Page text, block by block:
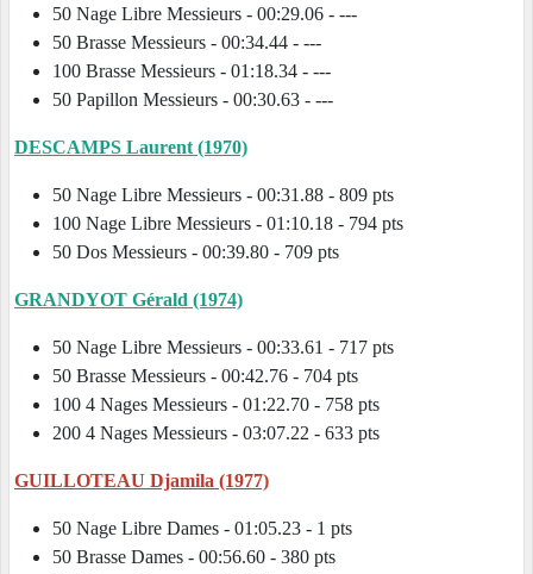
50 Nage Libre Messieurs - 00:29.06 - ---
50 Brasse Messieurs - 00:34.44 - ---
100 Brasse Messieurs - 01:18.34 - ---
50 Papillon Messieurs - 00:30.63 - ---
DESCAMPS Laurent (1970)
50 Nage Libre Messieurs - 00:31.88 - 809 pts
100 Nage Libre Messieurs - 01:10.18 - 794 pts
50 Dos Messieurs - 00:39.80 - 709 pts
GRANDYOT Gérald (1974)
50 Nage Libre Messieurs - 00:33.61 - 717 pts
50 Brasse Messieurs - 00:42.76 - 704 pts
100 4 Nages Messieurs - 01:22.70 - 758 pts
200 4 Nages Messieurs - 03:07.22 - 633 pts
GUILLOTEAU Djamila (1977)
50 Nage Libre Dames - 01:05.23 - 1 pts
50 Brasse Dames - 00:56.60 - 380 pts